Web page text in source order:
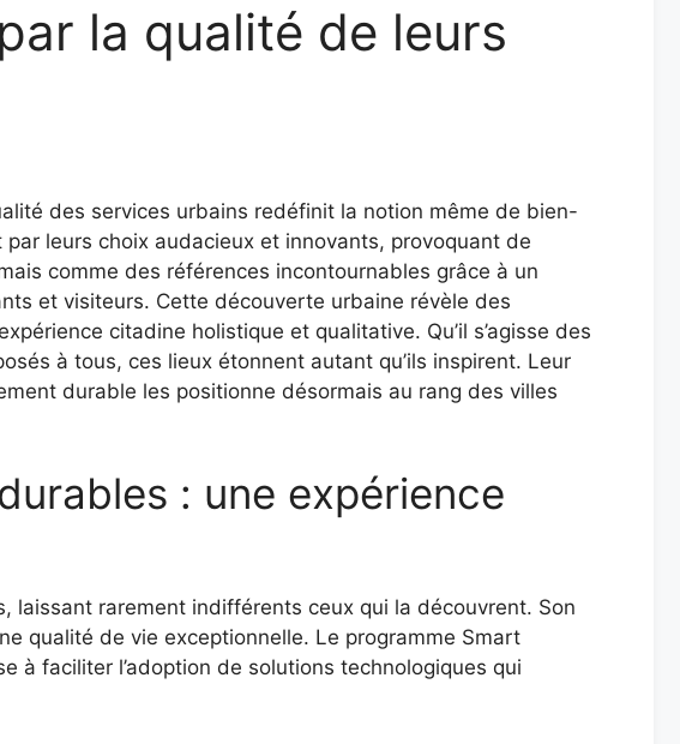
la qualité de leurs
des services urbains redéfinit la notion même de bien-
leurs choix audacieux et innovants, provoquant de
comme des références incontournables grâce à un
et visiteurs. Cette découverte urbaine révèle des
citadine holistique et qualitative. Qu’il s’agisse des
à tous, ces lieux étonnent autant qu’ils inspirent. Leur
durable les positionne désormais au rang des villes
: une expérience
laissant rarement indifférents ceux qui la découvrent. Son
qualité de vie exceptionnelle. Le programme Smart
à faciliter l’adoption de solutions technologiques qui